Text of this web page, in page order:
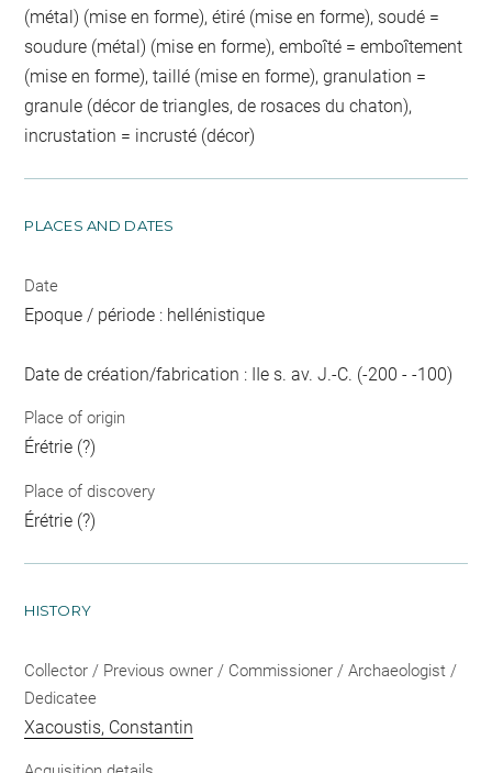
(métal) (mise en forme), étiré (mise en forme), soudé =
soudure (métal) (mise en forme), emboîté = emboîtement
(mise en forme), taillé (mise en forme), granulation =
granule (décor de triangles, de rosaces du chaton),
incrustation = incrusté (décor)
PLACES AND DATES
Date
Epoque / période : hellénistique
Date de création/fabrication : IIe s. av. J.-C. (-200 - -100)
Place of origin
Érétrie (?)
Place of discovery
Érétrie (?)
HISTORY
Collector / Previous owner / Commissioner / Archaeologist /
Dedicatee
Xacoustis, Constantin